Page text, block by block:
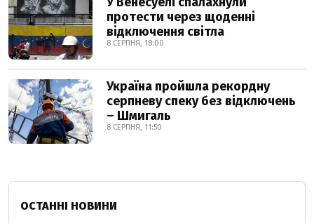
протести через щоденні
відключення світла
8 СЕРПНЯ, 18:00
Україна пройшла рекордну
серпневу спеку без відключень
– Шмигаль
8 СЕРПНЯ, 11:50
ОСТАННІ НОВИНИ